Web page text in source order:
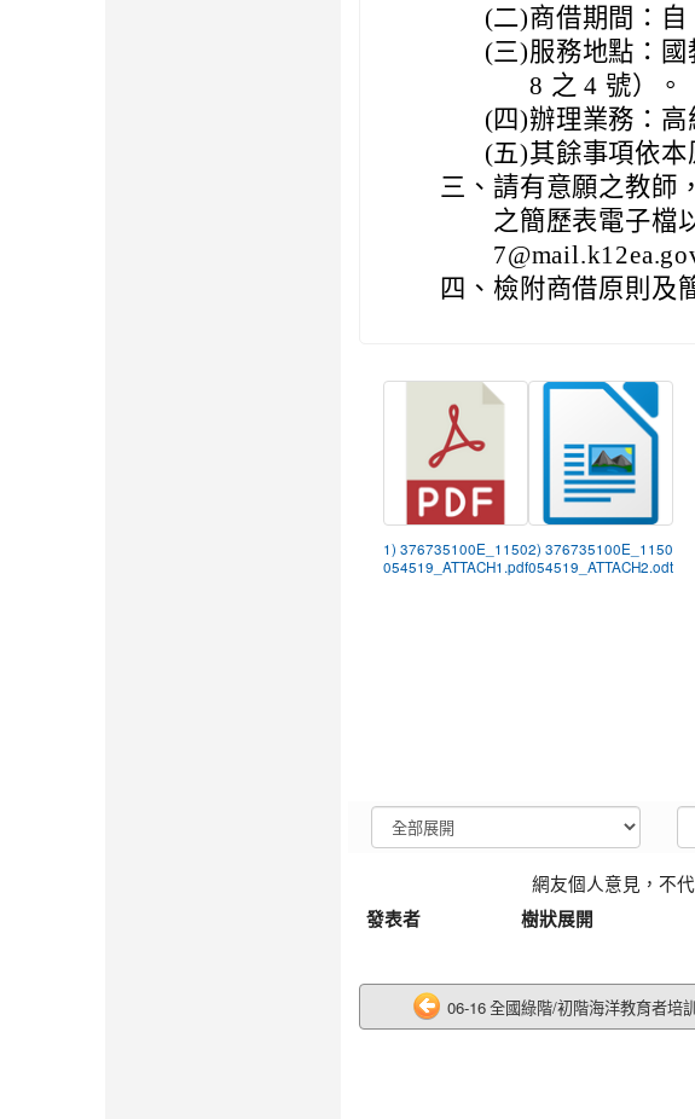
(二)商借期間：自
(三)服務地點：
8 之 4 號）。
(四)辦理業務：高
(五)其餘事項依本
三、 請有意願之教師
之簡歷表電子檔
四、 檢附商借原則及
1) 376735100E_1150
054519_ATTACH1.pdf
2) 376735100E_1150
054519_ATTACH2.odt
網友個人意見，不
發表者
樹狀展開
06-16 全國綠階/初階海洋教育者培